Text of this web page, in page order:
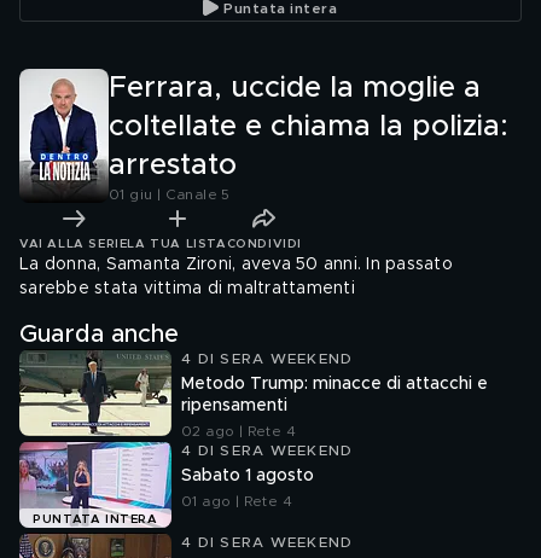
Puntata intera
Ferrara, uccide la moglie a
coltellate e chiama la polizia:
arrestato
01 giu | Canale 5
VAI ALLA SERIE LA TUA LISTA CONDIVIDI
La donna, Samanta Zironi, aveva 50 anni. In passato
sarebbe stata vittima di maltrattamenti
Guarda anche
4 DI SERA WEEKEND
Metodo Trump: minacce di attacchi e
ripensamenti
02 ago | Rete 4
PUNTATA INTERA
4 DI SERA WEEKEND
Sabato 1 agosto
01 ago | Rete 4
4 DI SERA WEEKEND